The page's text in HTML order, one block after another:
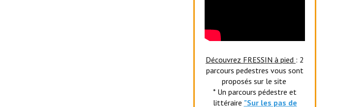
Découvrez FRESSIN à pied : 2
parcours pedestres vous sont
proposés sur le site
* Un parcours pédestre et
littéraire "Sur les pas de